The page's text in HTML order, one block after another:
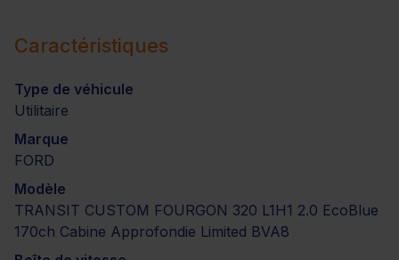
Caractéristiques
Type de véhicule
Utilitaire
Marque
FORD
Modèle
TRANSIT CUSTOM FOURGON 320 L1H1 2.0 EcoBlue
170ch Cabine Approfondie Limited BVA8